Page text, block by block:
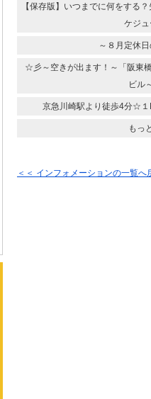
【保存版】いつまでに何をする
ケジュ
～８月定休
☆彡～空きが出ます！～「阪東
ビル
京急川崎駅より徒歩4分☆
もっ
＜＜ インフォメーションの一覧へ